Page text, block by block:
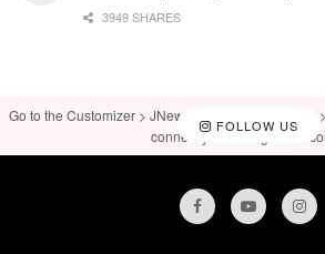
3949 SHARES
FOLLOW US
Go to the Customizer > JNews : Social, Like & View
connect your Instagram